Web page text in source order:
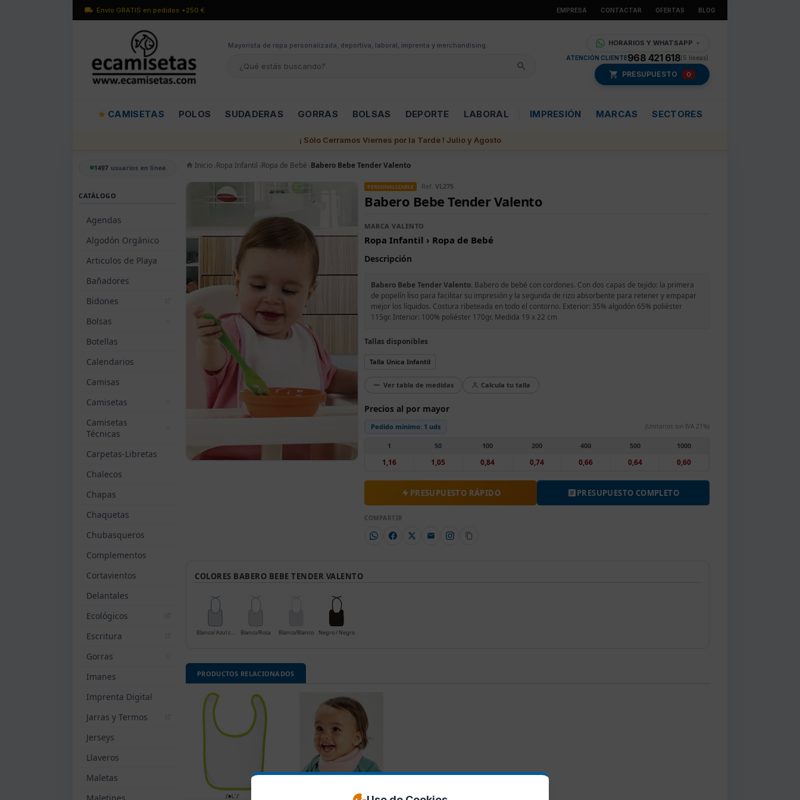
Envío GRATIS en pedidos +250 € EMPRESA CONTACTAR OFERTAS BLOG
Mayorísta de ropa personalizada, deportiva, laboral, imprenta y merchandising. HORARIOS Y WHATSAPP ▼
ATENCIÓN CLIENTE968 421 618(5 líneas)
PRESUPUESTO 0
CAMISETAS POLOS SUDADERAS GORRAS BOLSAS DEPORTE LABORAL IMPRESIÓN MARCAS SECTORES
¡ Sólo Cerramos Viernes por la Tarde ! Julio y Agosto
1497 usuarios en línea
CATÁLOGO
Agendas
Algodón Orgánico
Articulos de Playa
Bañadores
Bidones
Bolsas
Botellas
Calendarios
Camisas
Camisetas
Camisetas
Técnicas
Carpetas-Libretas
Chalecos
Chapas
Chaquetas
Chubasqueros
Complementos
Cortavientos
Delantales
Ecológicos
Escritura
Gorras
Imanes
Imprenta Digital
Jarras y Termos
Jerseys
Llaveros
Maletas
Maletines
Inicio Ropa Infantil Ropa de Bebé Babero Bebe Tender Valento
PERSONALIZABLE Ref. VL275
Babero Bebe Tender Valento
MARCA VALENTO
Ropa Infantil › Ropa de Bebé
Descripción
Babero Bebe Tender Valento. Babero de bebé con cordones. Con dos capas de tejido: la primera
de popelín liso para facilitar su impresión y la segunda de rizo absorbente para retener y empapar
mejor los líquidos. Costura ribeteada en todo el contorno. Exterior: 35% algodón 65% poliéster
115gr. Interior: 100% poliéster 170gr. Medida 19 x 22 cm
Tallas disponibles
Talla Unica Infantil
Ver tabla de medidas Calcula tu talla
Precios al por mayor
Pedido mínimo: 1 uds (Unitarios sin IVA 21%)
1
1,16
50
1,05
100
0,84
200
0,74
400
0,66
500
0,64
1000
0,60
PRESUPUESTO RÁPIDO PRESUPUESTO COMPLETO
COMPARTIR
COLORES BABERO BEBE TENDER VALENTO
Blanco/Rosa Blanco/Blanco Negro / Negro
PRODUCTOS RELACIONADOS